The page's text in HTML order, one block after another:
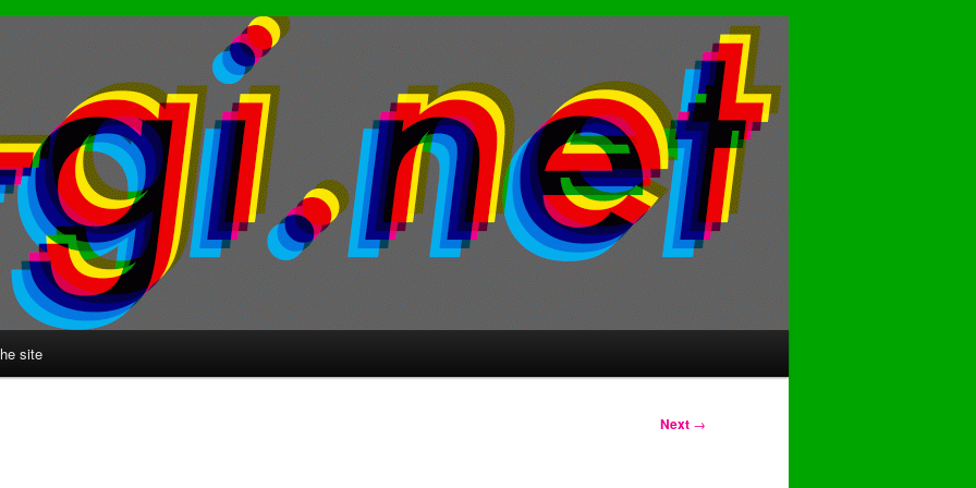
site
Next →